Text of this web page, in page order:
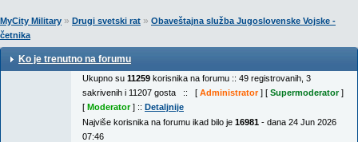
MyCity Military » Drugi svetski rat » Obaveštajna služba Jugoslovenske Vojske -
četnika
Ko je trenutno na forumu
Ukupno su 11259 korisnika na forumu :: 49 registrovanih, 3
sakrivenih i 11207 gosta :: [ Administrator] [ Supermoderator]
[ Moderator] :: Detaljnije
Najviše korisnika na forumu ikad bilo je 16981 - dana 24 Jun 2026
07:46